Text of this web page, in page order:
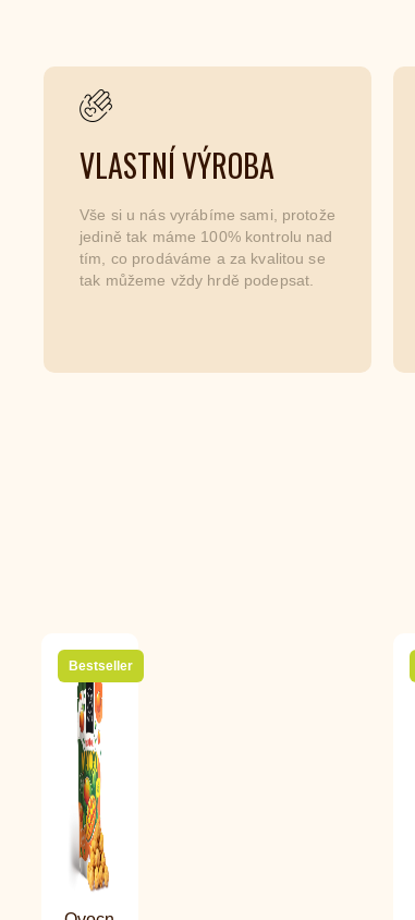
VLASTNÍ VÝROBA
Vše si u nás vyrábíme sami, protože
jedině tak máme 100% kontrolu nad
tím, co prodáváme a za kvalitou se
tak můžeme vždy hrdě podepsat.
Bestseller